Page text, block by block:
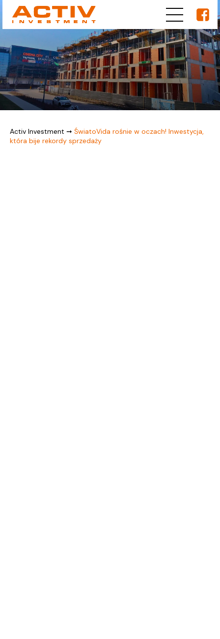
Activ Investment ➞ ŚwiatoVida rośnie w oczach! Inwestycja,
która bije rekordy sprzedaży